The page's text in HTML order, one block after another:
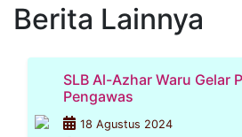
Berita Lainnya
SLB Al-Azhar Waru Gelar
Pengawas
18 Agustus 2024